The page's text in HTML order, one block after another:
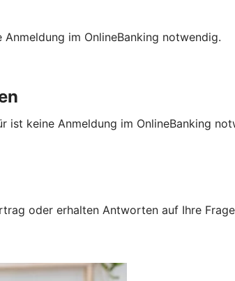
im OnlineBanking notwendig.
keine Anmeldung im OnlineBanking
oder erhalten Antworten auf Ihre